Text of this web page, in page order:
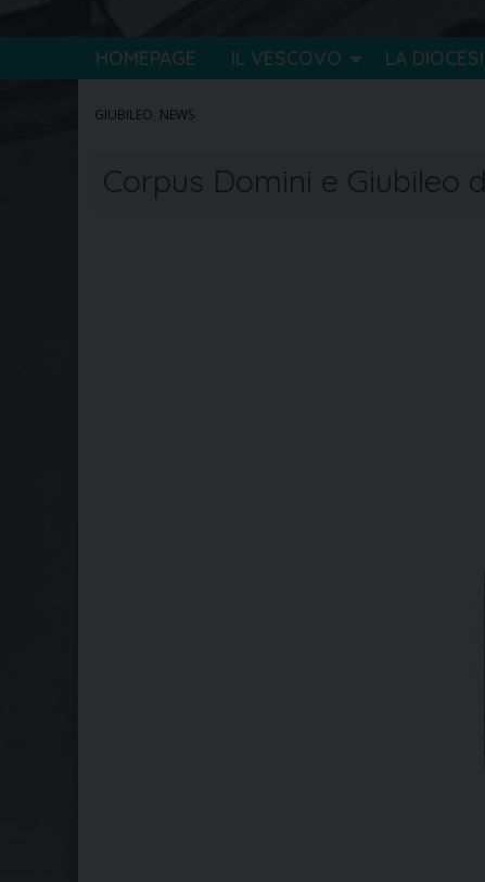
HOMEPAGE IL VESCOVO LA DIOCESI
GIUBILEO NEWS
Corpus Domini e Giubileo